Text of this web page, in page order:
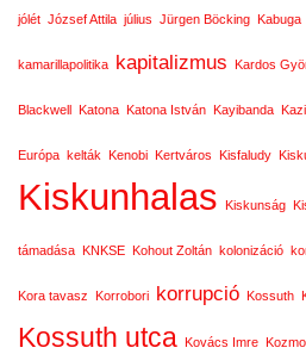
jólét József Attila július Jürgen Böcking Kabuga
kamarillapolitika kapitalizmus Kardos
Blackwell Katona Katona István Kayibanda
Európa kelták Kenobi Kertváros Kisfaludy
Kiskunhalas Kiskunság
támadása KNKSE Kohout Zoltán kolonizáció
Kora tavasz Korrobori korrupció Kossuth
Kossuth utca Kovács Imre